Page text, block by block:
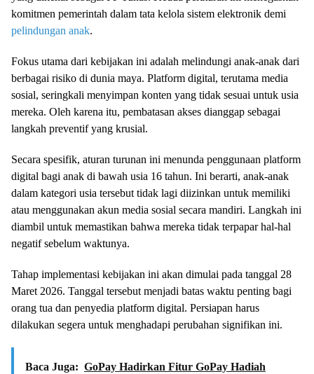
komitmen pemerintah dalam tata kelola sistem elektronik demi
pelindungan anak.
Fokus utama dari kebijakan ini adalah melindungi anak-anak dari
berbagai risiko di dunia maya. Platform digital, terutama media
sosial, seringkali menyimpan konten yang tidak sesuai untuk usia
mereka. Oleh karena itu, pembatasan akses dianggap sebagai
langkah preventif yang krusial.
Secara spesifik, aturan turunan ini menunda penggunaan platform
digital bagi anak di bawah usia 16 tahun. Ini berarti, anak-anak
dalam kategori usia tersebut tidak lagi diizinkan untuk memiliki
atau menggunakan akun media sosial secara mandiri. Langkah ini
diambil untuk memastikan bahwa mereka tidak terpapar hal-hal
negatif sebelum waktunya.
Tahap implementasi kebijakan ini akan dimulai pada tanggal 28
Maret 2026. Tanggal tersebut menjadi batas waktu penting bagi
orang tua dan penyedia platform digital. Persiapan harus
dilakukan segera untuk menghadapi perubahan signifikan ini.
Baca Juga: GoPay Hadirkan Fitur GoPay Hadiah